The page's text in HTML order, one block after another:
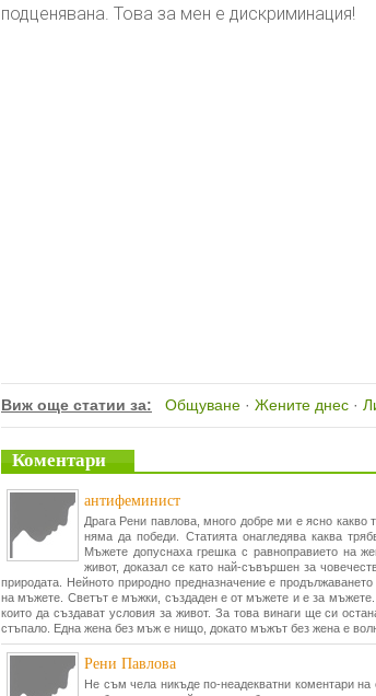
подценявана. Това за мен е дискриминация!
Виж още статии за: Общуване · Жените днес ·
Коментари
антифеминист
Драга Рени павлова, много добре ми е ясно
няма да победи. Статията онагледява каква
Мъжете допуснаха грешка с равноправието на
живот, доказал се като най-съвършен за
природата. Нейното природно предназначение е
на мъжете. Светът е мъжки, създаден е от мъжете и е за
които да създават условия за живот. За това винаги ще си
стъпало. Една жена без мъж е нищо, докато мъжът без жена е
Рени Павлова
Не съм чела никъде по-неадекватни коментари